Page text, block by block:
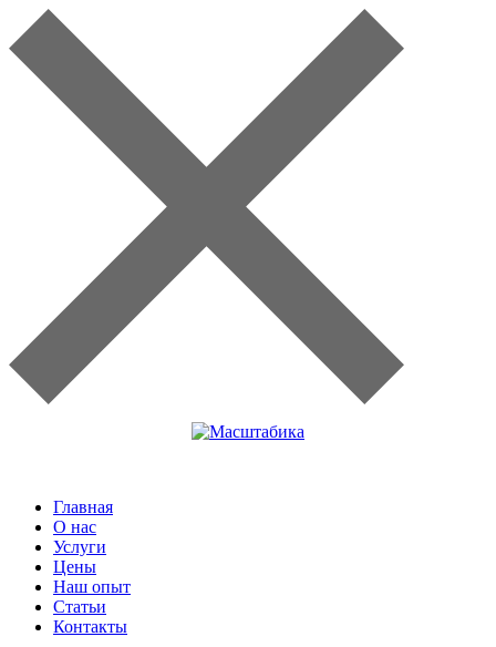
Главная
О нас
Услуги
Цены
Наш опыт
Статьи
Контакты